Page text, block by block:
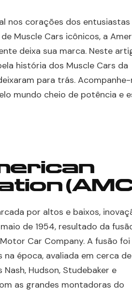
nos corações dos
Muscle Cars icônicos, a
deixa sua marca. Neste
história dos Muscle Cars da
para trás.
mundo cheio de potência e
por altos e baixos,
de 1954, resultado da
Car Company. A fusão foi
época, avaliada em cerca
Hudson, Studebaker e
as grandes montadoras do